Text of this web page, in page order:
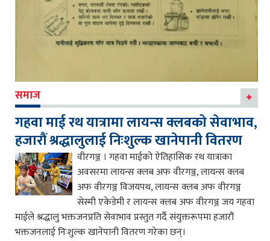
समाज
गहवा माई रथ यात्रामा लायन्स क्लबको सेवाभाव,
हजारौं श्रद्धालुलाई निःशुल्क खानेपानी वितरण
वीरगञ्ज । गहवा माईको ऐतिहासिक रथ यात्राका
अवसरमा लायन्स क्लब अफ वीरगञ्ज, लायन्स क्लब
अफ वीरगञ्ज विजयपथ, लायन्स क्लब अफ वीरगञ्ज
सेस्मी एकेडेमी र लायन्स क्लब अफ वीरगञ्ज जय गहवा
माईले श्रद्धालु भक्तजनप्रति सेवाभाव प्रस्तुत गर्दै संयुक्तरूपमा हजारौं
भक्तजनलाई निःशुल्क खानेपानी वितरण गरेका छन्।